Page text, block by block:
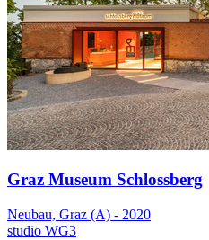
Graz Museum Schlossberg
Neubau, Graz (A) - 2020
studio WG3